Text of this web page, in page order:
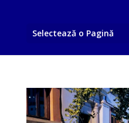
Selectează o Pagină